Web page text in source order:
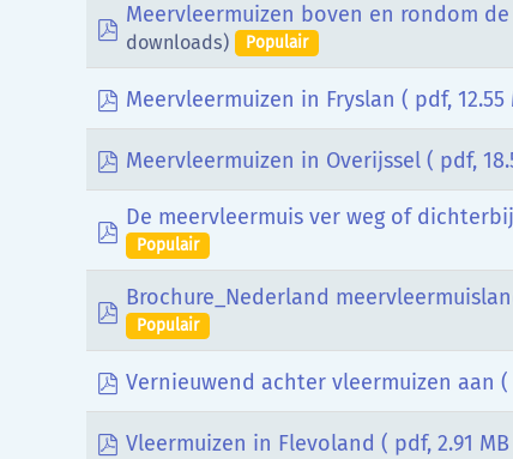
pdf
Meervleermuizen boven en rondom
downloads)
Populair
pdf
Meervleermuizen in Fryslan ( pdf, 12.55
pdf
Meervleermuizen in Overijssel ( pdf,
pdf
De meervleermuis ver weg of
Populair
pdf
Brochure_Nederland
Populair
pdf
Vernieuwend achter vleermuizen aan (
pdf
Vleermuizen in Flevoland ( pdf, 2.91